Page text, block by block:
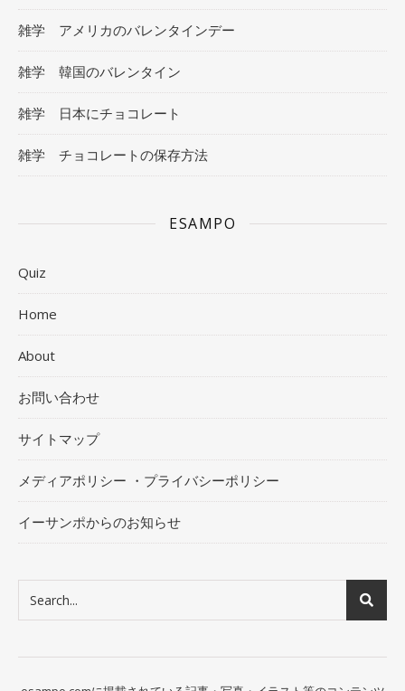
雑学 アメリカのバレンタインデー
雑学 韓国のバレンタイン
雑学 日本にチョコレート
雑学 チョコレートの保存方法
ESAMPO
Quiz
Home
About
お問い合わせ
サイトマップ
メディアポリシー ・プライバシーポリシー
イーサンポからのお知らせ